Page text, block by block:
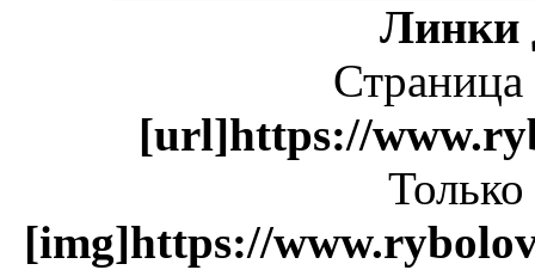
Линки
[url]https://
[img]https://